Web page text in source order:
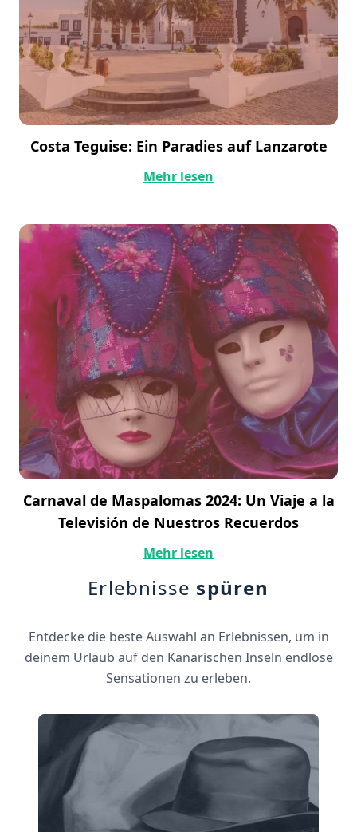
Costa Teguise: Ein Paradies auf Lanzarote
Mehr lesen
Carnaval de Maspalomas 2024: Un Viaje a la
Televisión de Nuestros Recuerdos
Mehr lesen
Erlebnisse spüren
Entdecke die beste Auswahl an Erlebnissen, um in
deinem Urlaub auf den Kanarischen Inseln endlose
Sensationen zu erleben.